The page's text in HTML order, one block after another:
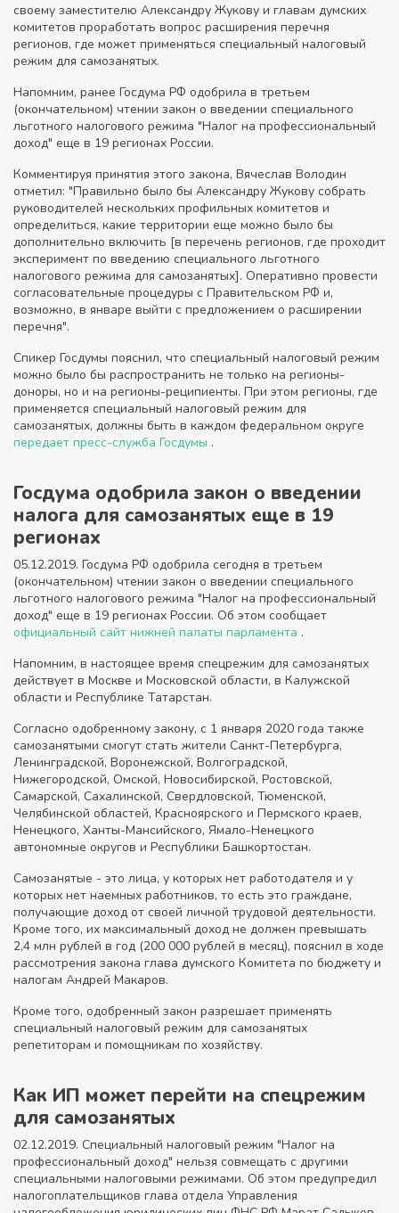
своему заместителю Александру Жукову и главам думских
комитетов проработать вопрос расширения перечня
регионов, где может применяться специальный налоговый
режим для самозанятых.
Напомним, ранее Госдума РФ одобрила в третьем
(окончательном) чтении закон о введении специального
льготного налогового режима "Налог на профессиональный
доход" еще в 19 регионах России.
Комментируя принятия этого закона, Вячеслав Володин
отметил: "Правильно было бы Александру Жукову собрать
руководителей нескольких профильных комитетов и
определиться, какие территории еще можно было бы
дополнительно включить [в перечень регионов, где проходит
эксперимент по введению специального льготного
налогового режима для самозанятых]. Оперативно провести
согласовательные процедуры с Правительском РФ и,
возможно, в январе выйти с предложением о расширении
перечня".
Спикер Госдумы пояснил, что специальный налоговый режим
можно было бы распространить не только на регионы-
доноры, но и на регионы-реципиенты. При этом регионы, где
применяется специальный налоговый режим для
самозанятых, должны быть в каждом федеральном округе
передает пресс-служба Госдумы .
Госдума одобрила закон о введении
налога для самозанятых еще в 19
регионах
05.12.2019. Госдума РФ одобрила сегодня в третьем
(окончательном) чтении закон о введении специального
льготного налогового режима "Налог на профессиональный
доход" еще в 19 регионах России. Об этом сообщает
официальный сайт нижней палаты парламента .
Напомним, в настоящее время спецрежим для самозанятых
действует в Москве и Московской области, в Калужской
области и Республике Татарстан.
Согласно одобренному закону, с 1 января 2020 года также
самозанятыми смогут стать жители Санкт-Петербурга,
Ленинградской, Воронежской, Волгоградской,
Нижегородской, Омской, Новосибирской, Ростовской,
Самарской, Сахалинской, Свердловской, Тюменской,
Челябинской областей, Красноярского и Пермского краев,
Ненецкого, Ханты-Мансийского, Ямало-Ненецкого
автономные округов и Республики Башкортостан.
Самозанятые - это лица, у которых нет работодателя и у
которых нет наемных работников, то есть это граждане,
получающие доход от своей личной трудовой деятельности.
Кроме того, их максимальный доход не должен превышать
2,4 млн рублей в год (200 000 рублей в месяц), пояснил в ходе
рассмотрения закона глава думского Комитета по бюджету и
налогам Андрей Макаров.
Кроме того, одобренный закон разрешает применять
специальный налоговый режим для самозанятых
репетиторам и помощникам по хозяйству.
Как ИП может перейти на спецрежим
для самозанятых
02.12.2019. Специальный налоговый режим "Налог на
профессиональный доход" нельзя совмещать с другими
специальными налоговыми режимами. Об этом предупредил
налогоплательщиков глава отдела Управления